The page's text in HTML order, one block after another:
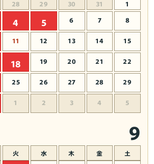
の
量
増
28 29 30 31
1
4 5 6 7 8
11 12 13 14 15
18 19 20 21 22
25 26 27 28 29
1 2 3 4 5
9
火 水 木 金 土